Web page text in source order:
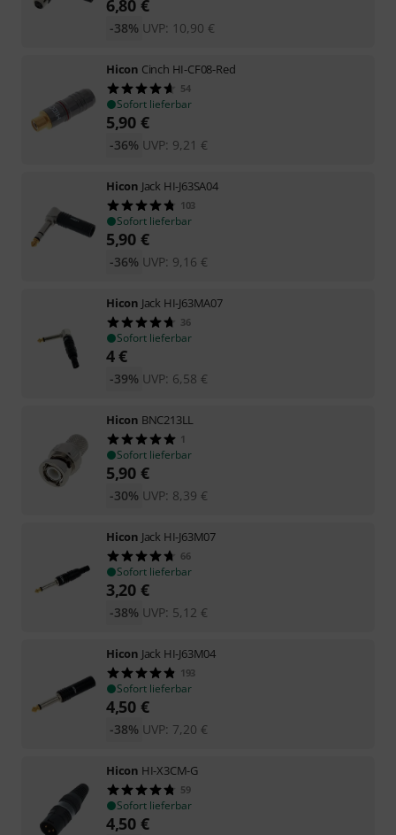
6,80 €
UVP: 10,90 €
-38%
Hicon Cinch HI-CF08-Red
54
Sofort lieferbar
5,90 €
UVP: 9,21 €
-36%
Hicon Jack HI-J63SA04
103
Sofort lieferbar
5,90 €
UVP: 9,16 €
-36%
Hicon Jack HI-J63MA07
36
Sofort lieferbar
4€
UVP: 6,58 €
-39%
Hicon BNC213LL
1
Sofort lieferbar
5,90 €
UVP: 8,39 €
-30%
Hicon Jack HI-J63M07
66
Sofort lieferbar
3,20 €
UVP: 5,12 €
-38%
Hicon Jack HI-J63M04
193
Sofort lieferbar
4,50 €
UVP: 7,20 €
-38%
Hicon HI-X3CM-G
59
Sofort lieferbar
4,50 €